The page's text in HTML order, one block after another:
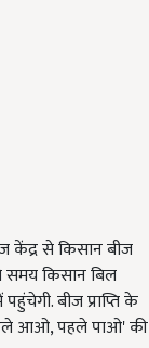
केंद्र से किसान बीज
समय किसान बिल
बीज प्राप्ति के
आओ, पहले पाओ' की